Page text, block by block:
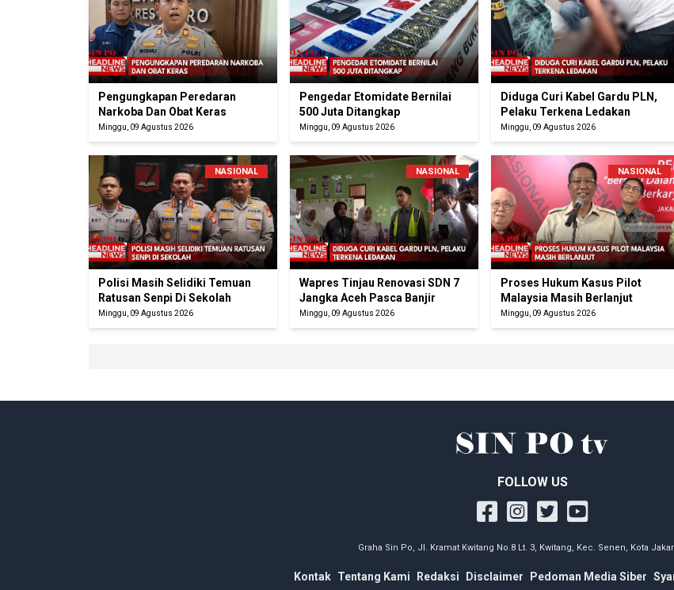
Pengungkapan Peredaran
Narkoba Dan Obat Keras
Minggu, 09 Agustus 2026
Pengedar Etomidate Bernilai
500 Juta Ditangkap
Minggu, 09 Agustus 2026
Diduga Curi Kabel Gardu PLN,
Pelaku Terkena Ledakan
Minggu, 09 Agustus 2026
NASIONAL
Polisi Masih Selidiki Temuan
Ratusan Senpi Di Sekolah
Minggu, 09 Agustus 2026
NASIONAL
Wapres Tinjau Renovasi SDN 7
Jangka Aceh Pasca Banjir
Minggu, 09 Agustus 2026
NASIONAL
Proses Hukum Kasus Pilot
Malaysia Masih Berlanjut
Minggu, 09 Agustus 2026
FOLLOW US
Graha Sin Po, Jl. Kramat Kwitang No.8 Lt. 3, Kwitang, Kec. Senen, Kota
Kontak Tentang Kami Redaksi Disclaimer Pedoman Media Siber